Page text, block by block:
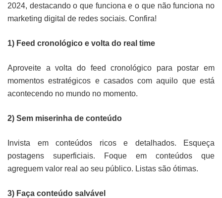
2024, destacando o que funciona e o que não funciona no
marketing digital de redes sociais. Confira!
1) Feed cronológico e volta do real time
Aproveite a volta do feed cronológico para postar em
momentos estratégicos e casados com aquilo que está
acontecendo no mundo no momento.
2) Sem miserinha de conteúdo
Invista em conteúdos ricos e detalhados. Esqueça
postagens superficiais. Foque em conteúdos que
agreguem valor real ao seu público. Listas são ótimas.
3) Faça conteúdo salvável